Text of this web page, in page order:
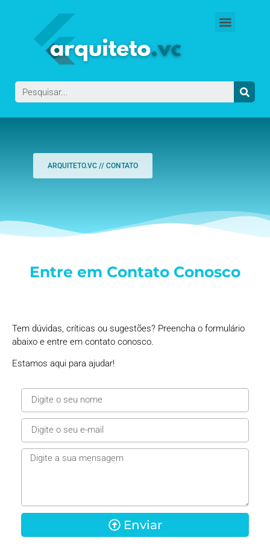
ARQUITETO.VC // CONTATO
Entre em Contato Conosco
Tem dúvidas, críticas ou sugestões? Preencha o formulário
abaixo e entre em contato conosco.
Estamos aqui para ajudar!
Enviar